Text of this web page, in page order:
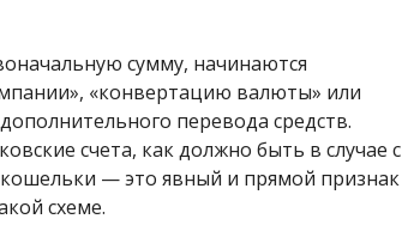
сумму, начинаются
«конвертацию валюты» или
перевода средств.
счета, как должно быть в случае с
— это явный и прямой признак
схеме.